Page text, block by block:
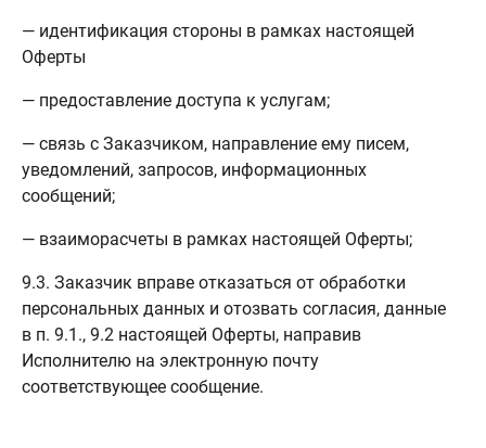
— идентификация стороны в рамках настоящей
Оферты
— предоставление доступа к услугам;
— связь с Заказчиком, направление ему писем,
уведомлений, запросов, информационных
сообщений;
— взаиморасчеты в рамках настоящей Оферты;
9.3. Заказчик вправе отказаться от обработки
персональных данных и отозвать согласия, данные
в п. 9.1., 9.2 настоящей Оферты, направив
Исполнителю на электронную почту
соответствующее сообщение.